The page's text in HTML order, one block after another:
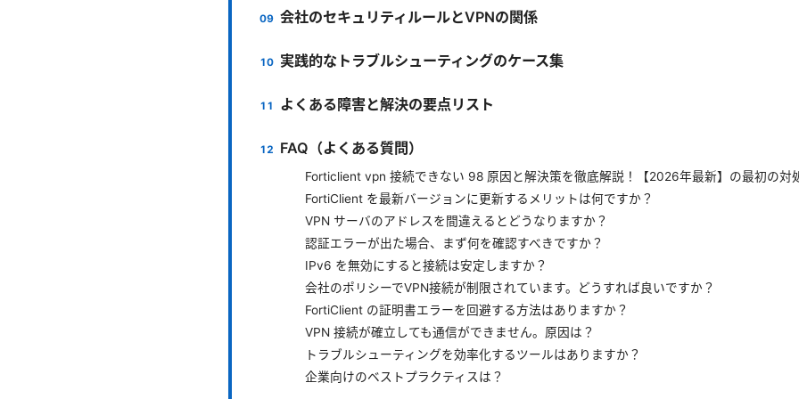
会社のセキュリティルールとVPNの関係
実践的なトラブルシューティングのケース集
よくある障害と解決の要点リスト
FAQ（よくある質問）
Forticlient vpn 接続できない 98 原因と解決策を徹底解説！【2026年最新】の最初の対
FortiClient を最新バージョンに更新するメリットは何ですか？
VPN サーバのアドレスを間違えるとどうなりますか？
認証エラーが出た場合、まず何を確認すべきですか？
IPv6 を無効にすると接続は安定しますか？
会社のポリシーでVPN接続が制限されています。どうすれば良いですか？
FortiClient の証明書エラーを回避する方法はありますか？
VPN 接続が確立しても通信ができません。原因は？
トラブルシューティングを効率化するツールはありますか？
企業向けのベストプラクティスは？